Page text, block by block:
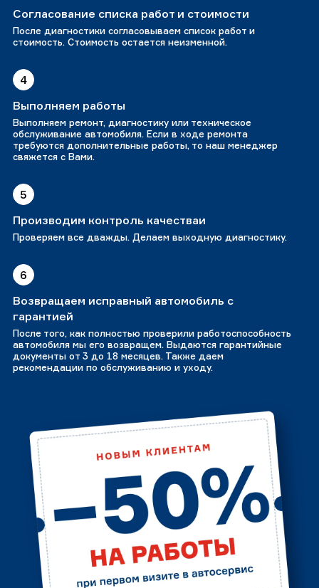
Согласование списка работ и стоимости
После диагностики согласовываем список работ и
стоимость. Стоимость остается неизменной.
4
Выполняем работы
Выполняем ремонт, диагностику или техническое
обслуживание автомобиля. Если в ходе ремонта
требуются дополнительные работы, то наш менеджер
свяжется с Вами.
5
Производим контроль качестваи
Проверяем все дважды. Делаем выходную диагностику.
6
Возвращаем исправный автомобиль с
гарантией
После того, как полностью проверили работоспособность
автомобиля мы его возвращем. Выдаются гарантийные
документы от 3 до 18 месяцев. Также даем
рекомендации по обслуживанию и уходу.